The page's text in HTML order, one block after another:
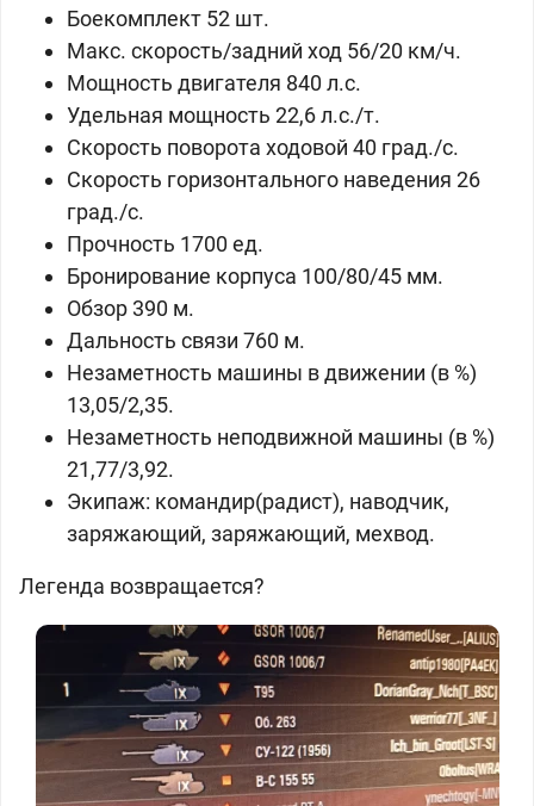
Боекомплект 52 шт.
Макс. скорость/задний ход 56/20 км/ч.
Мощность двигателя 840 л.с.
Удельная мощность 22,6 л.с./т.
Скорость поворота ходовой 40 град./с.
Скорость горизонтального наведения 26
град./с.
Прочность 1700 ед.
Бронирование корпуса 100/80/45 мм.
Обзор 390 м.
Дальность связи 760 м.
Незаметность машины в движении (в %)
13,05/2,35.
Незаметность неподвижной машины (в %)
21,77/3,92.
Экипаж: командир(радист), наводчик,
заряжающий, заряжающий, мехвод.
Легенда возвращается?